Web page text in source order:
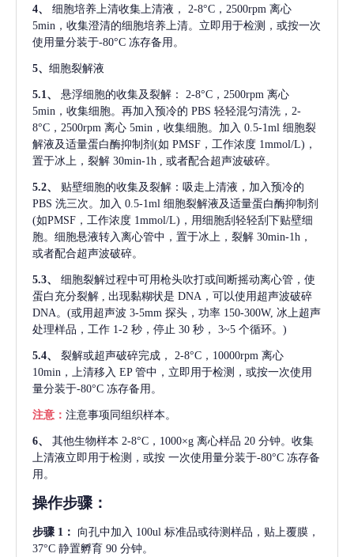
4、 细胞培养上清收集上清液，
2-8°C，2500rpm 离心
5min，收集澄清的细胞培养上清。立即用于检测，或按一次
使用量分装于-80°C 冻存备用。
5、 细胞裂解液
5.1、 悬浮细胞的收集及裂解：
2-8°C，2500rpm 离心
5min，收集细胞。再加入预冷的 PBS 轻轻混匀清洗，2-
8°C，2500rpm 离心 5min，收集细胞。加入 0.5-1ml 细胞裂
解液及适量蛋白酶抑制剂(如 PMSF，工作浓度 1mmol/L)，
置于冰上，裂解 30min-1h , 或者配合超声波破碎。
5.2、
贴壁细胞的收集及裂解：吸走上清液，加入预冷的
PBS 洗三次。加入 0.5-1ml 细胞裂解液及适量蛋白酶抑制剂
(如PMSF，工作浓度 1mmol/L)，用细胞刮轻轻刮下贴壁细
胞。细胞悬液转入离心管中，置于冰上，裂解 30min-1h，
或者配合超声波破碎。
5.3、
细胞裂解过程中可用枪头吹打或间断摇动离心管，使
蛋白充分裂解 , 出现黏糊状是 DNA，可以使用超声波破碎
DNA。(或用超声波 3-5mm 探头，功率 150-300W, 冰上超声
处理样品，工作 1-2 秒，停止 30 秒， 3~5 个循环。)
5.4、 裂解或超声破碎完成，
2-8°C，10000rpm 离心
10min，上清移入 EP 管中，立即用于检测，或按一次使用
量分装于-80°C 冻存备用。
注意： 注意事项同组织样本。
6、 其他生物样本 2-8°C，1000×g 离心样品 20 分钟。收集
上清液立即用于检测，或按 一次使用量分装于-80°C 冻存备
用。
操作步骤：
步骤 1： 向孔中加入 100ul 标准品或待测样品，贴上覆膜，
37°C 静置孵育 90 分钟。